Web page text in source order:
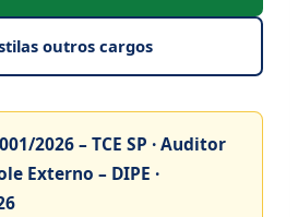
outros cargos
2026 – TCE SP · Auditor
Externo – DIPE ·